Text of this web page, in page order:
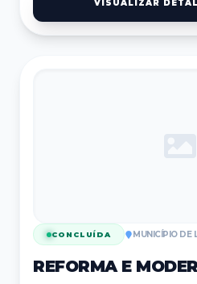
VISUALIZAR
CONCLUÍDA MUNICÍPIO DE